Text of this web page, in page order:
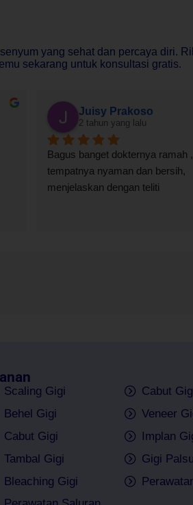
yang sehat dan percaya diri.
sekarang untuk konsultasi gratis.
Juisy Prakoso
2 tahun yang lalu
Bagus banget dokternya ramah ,
tempatnya nyaman dan bersih,
menjelaskan dengan teliti
Scaling Gigi
Behel Gigi
Cabut Gigi
Tambal Gigi
Bleaching Gigi
Cabut
Veneer
Implan
Gigi Palsu